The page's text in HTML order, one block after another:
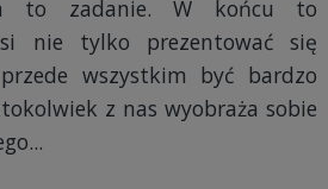
to zadanie. W końcu to
nie tylko prezentować się
wszystkim być bardzo
z nas wyobraża sobie